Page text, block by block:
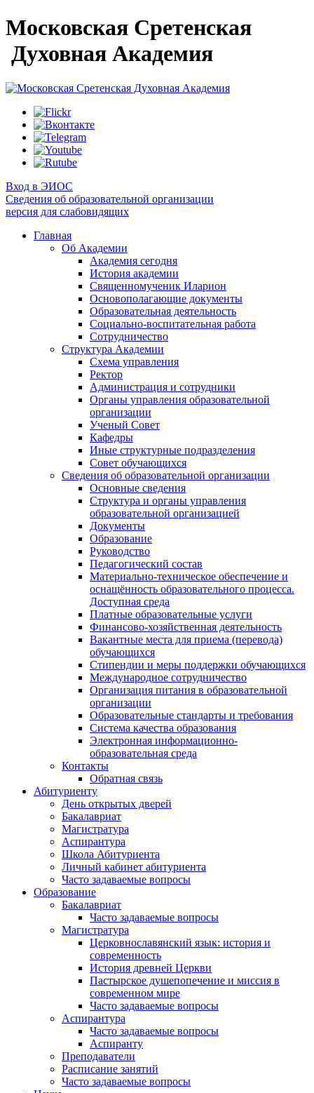
Московская Сретенская
Духовная Академия
Вход в ЭИОС
Сведения об образовательной организации
версия для слабовидящих
Главная
Об Академии
Академия сегодня
История академии
Священномученик Иларион
Основополагающие документы
Образовательная деятельность
Социально-воспитательная работа
Сотрудничество
Структура Академии
Схема управления
Ректор
Администрация и сотрудники
Органы управления образовательной
организации
Ученый Совет
Кафедры
Иные структурные подразделения
Совет обучающихся
Сведения об образовательной организации
Основные сведения
Структура и органы управления
образовательной организацией
Документы
Образование
Руководство
Педагогический состав
Материально-техническое обеспечение и
оснащённость образовательного процесса.
Доступная среда
Платные образовательные услуги
Финансово-хозяйственная деятельность
Вакантные места для приема (перевода)
обучающихся
Стипендии и меры поддержки обучающихся
Международное сотрудничество
Организация питания в образовательной
организации
Образовательные стандарты и требования
Система качества образования
Электронная информационно-
образовательная среда
Контакты
Обратная связь
Абитуриенту
День открытых дверей
Бакалавриат
Магистратура
Аспирантура
Школа Абитуриента
Личный кабинет абитуриента
Часто задаваемые вопросы
Образование
Бакалавриат
Часто задаваемые вопросы
Магистратура
Церковнославянский язык: история и
современность
История древней Церкви
Пастырское душепопечение и миссия в
современном мире
Часто задаваемые вопросы
Аспирантура
Часто задаваемые вопросы
Аспиранту
Преподаватели
Расписание занятий
Часто задаваемые вопросы